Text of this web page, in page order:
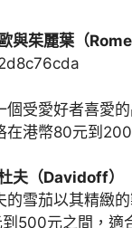
與茱麗葉（
個受愛好者喜愛
在港幣80元到
夫（Davidoff）
的雪茄以其精緻
500元之間，適